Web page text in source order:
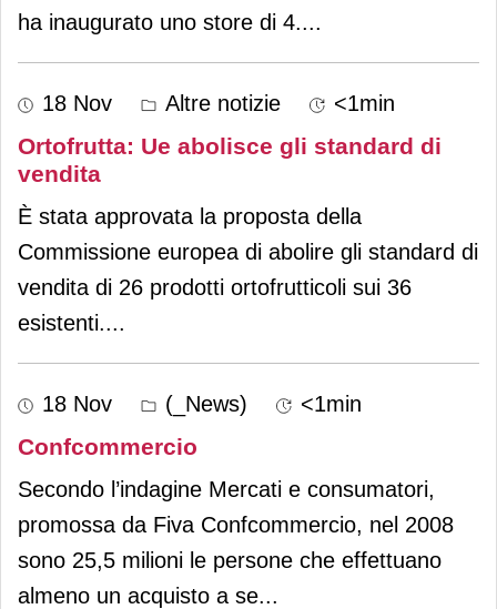
ha inaugurato uno store di 4....
18 Nov Altre notizie <1min
Ortofrutta: Ue abolisce gli standard di
vendita
È stata approvata la proposta della
Commissione europea di abolire gli standard di
vendita di 26 prodotti ortofrutticoli sui 36
esistenti....
18 Nov (_News) <1min
Confcommercio
Secondo l’indagine Mercati e consumatori,
promossa da Fiva Confcommercio, nel 2008
sono 25,5 milioni le persone che effettuano
almeno un acquisto a se...